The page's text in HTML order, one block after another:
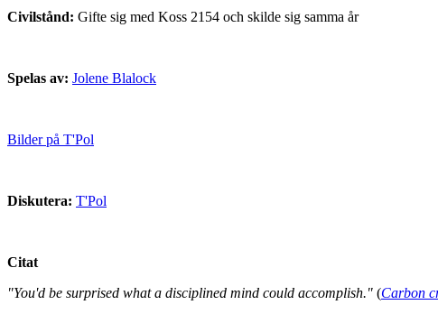
Civilstånd: Gifte sig med Koss 2154 och skilde sig samma år
Spelas av: Jolene Blalock
Bilder på T'Pol
Diskutera: T'Pol
Citat
"You'd be surprised what a disciplined mind could accomplish." (Carbon